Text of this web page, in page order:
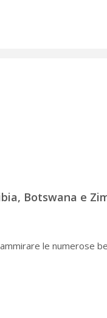
Botswana e
le numerose